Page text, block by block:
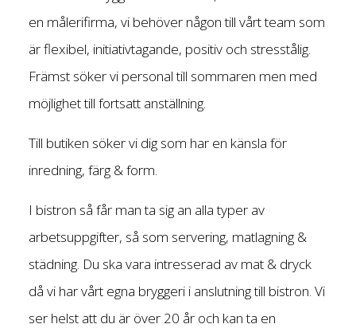
en målerifirma, vi behöver någon till vårt team som
är flexibel, initiativtagande, positiv och stresstålig.
Främst söker vi personal till sommaren men med
möjlighet till fortsatt anställning.
Till butiken söker vi dig som har en känsla för
inredning, färg & form.
I bistron så får man ta sig an alla typer av
arbetsuppgifter, så som servering, matlagning &
städning. Du ska vara intresserad av mat & dryck
då vi har vårt egna bryggeri i anslutning till bistron. Vi
ser helst att du är över 20 år och kan ta en